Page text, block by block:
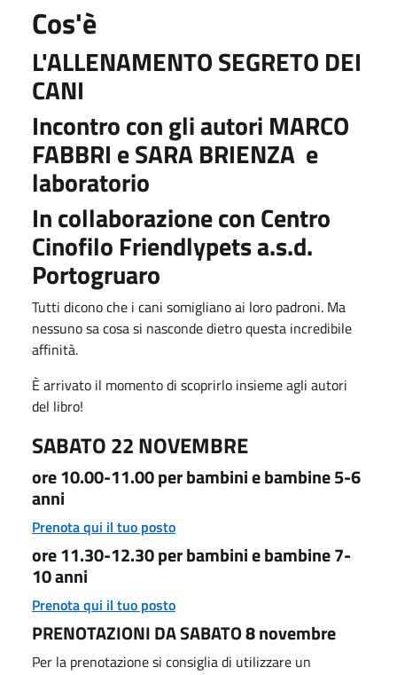
Cos'è
L'ALLENAMENTO SEGRETO DEI
CANI
Incontro con gli autori MARCO
FABBRI e SARA BRIENZA e
laboratorio
In collaborazione conCentro
Cinofilo Friendlypets a.s.d.
Portogruaro
Tutti dicono che i cani somigliano ai loro padroni. Ma
nessuno sa cosa si nasconde dietro questa incredibile
affinità.
È arrivato il momento di scoprirlo insieme agli autori
del libro!
SABATO 22 NOVEMBRE
ore 10.00-11.00 per bambini e bambine 5-6
anni
Prenota qui il tuo posto
ore 11.30-12.30 per bambini e bambine 7-
10 anni
Prenota qui il tuo posto
PRENOTAZIONI DA SABATO 8 novembre
Per la prenotazione si consiglia di utilizzare un